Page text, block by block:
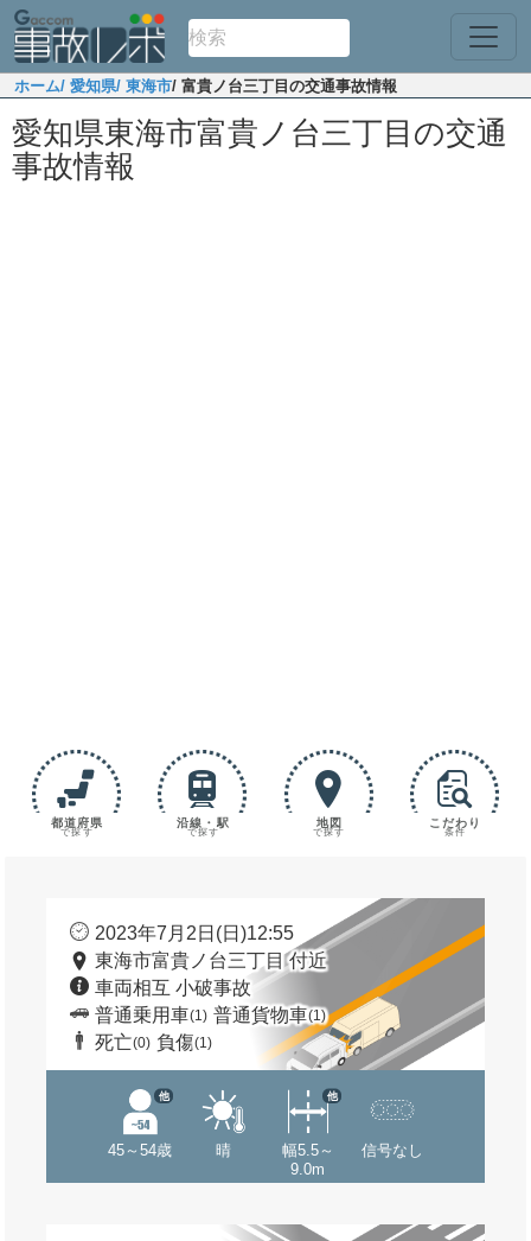
ホーム/ 愛知県/ 東海市/ 富貴ノ台三丁目の交通事故情報
愛知県東海市富貴ノ台三丁目の交通
事故情報
都道府県
で探す
沿線・駅
で探す
地図
で探す
こだわり
条件
2023年7月2日(日)12:55
東海市富貴ノ台三丁目 付近
車両相互 小破事故
普通乗用車(1) 普通貨物車(1)
死亡(0) 負傷(1)
45～54歳
他
晴
幅5.5～
9.0m
他
信号なし